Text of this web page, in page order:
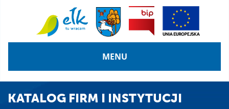
MENU
KATALOG FIRM I INSTYTUCJI